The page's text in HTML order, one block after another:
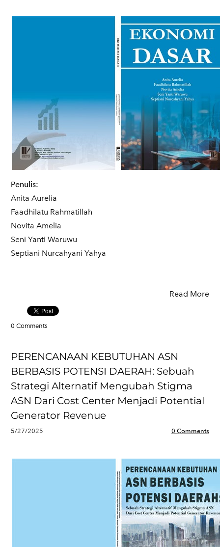
Penulis:
Anita Aurelia
Faadhilatu Rahmatillah
Novita Amelia
Seni Yanti Waruwu
Septiani Nurcahyani Yahya
Read More
0 Comments
PERENCANAAN KEBUTUHAN ASN
BERBASIS POTENSI DAERAH: Sebuah
Strategi Alternatif Mengubah Stigma
ASN Dari Cost Center Menjadi Potential
Generator Revenue
5/27/2025 0 Comments